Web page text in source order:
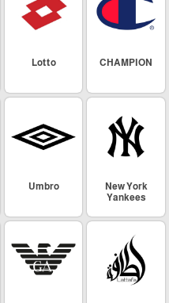
CHAMPION
Lotto
New York
Yankees
Umbro